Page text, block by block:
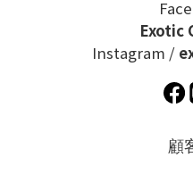
Exotic
Instagram /
顧